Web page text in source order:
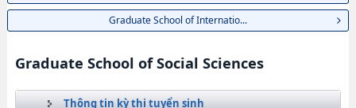
Graduate School of Internatio...
Graduate School of Social Sciences
Thông tin kỳ thi tuyển sinh